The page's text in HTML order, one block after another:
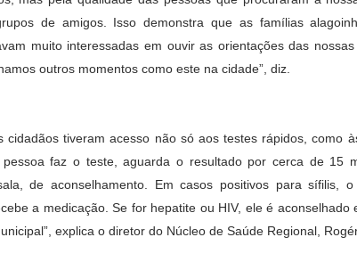
de amigos. Isso demonstra que as famílias
muito interessadas em ouvir as orientações das
outros momentos como este na cidade”, diz.
cidadãos tiveram acesso não só aos testes rápidos, como
pessoa faz o teste, aguarda o resultado por cerca de 15
de aconselhamento. Em casos positivos para sífilis,
a medicação. Se for hepatite ou HIV, ele é aconselhado
explica o diretor do Núcleo de Saúde Regional,